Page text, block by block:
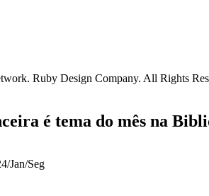
Ruby Design Company. All Rights
é tema do mês na
Jan/Seg